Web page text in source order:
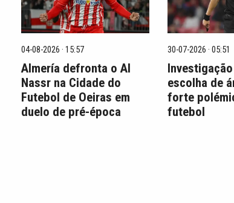
04-08-2026 · 15:57
Almería defronta o Al
Nassr na Cidade do
Futebol de Oeiras em
duelo de pré-época
30-07-2026 · 05:51
escolha de
forte
futebol